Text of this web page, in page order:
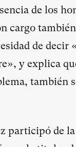
de los
cargo
de decir
y explica
también
participó de